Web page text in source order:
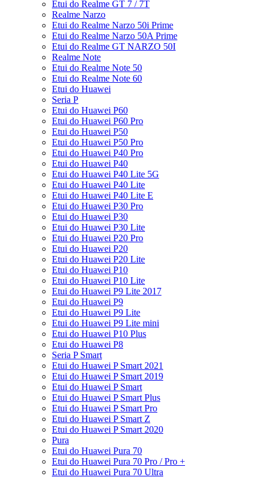
Etui do Realme GT 7 / 7T
Realme Narzo
Etui do Realme Narzo 50i Prime
Etui do Realme Narzo 50A Prime
Etui do Realme GT NARZO 50I
Realme Note
Etui do Realme Note 50
Etui do Realme Note 60
Etui do Huawei
Seria P
Etui do Huawei P60
Etui do Huawei P60 Pro
Etui do Huawei P50
Etui do Huawei P50 Pro
Etui do Huawei P40 Pro
Etui do Huawei P40
Etui do Huawei P40 Lite 5G
Etui do Huawei P40 Lite
Etui do Huawei P40 Lite E
Etui do Huawei P30 Pro
Etui do Huawei P30
Etui do Huawei P30 Lite
Etui do Huawei P20 Pro
Etui do Huawei P20
Etui do Huawei P20 Lite
Etui do Huawei P10
Etui do Huawei P10 Lite
Etui do Huawei P9 Lite 2017
Etui do Huawei P9
Etui do Huawei P9 Lite
Etui do Huawei P9 Lite mini
Etui do Huawei P10 Plus
Etui do Huawei P8
Seria P Smart
Etui do Huawei P Smart 2021
Etui do Huawei P Smart 2019
Etui do Huawei P Smart
Etui do Huawei P Smart Plus
Etui do Huawei P Smart Pro
Etui do Huawei P Smart Z
Etui do Huawei P Smart 2020
Pura
Etui do Huawei Pura 70
Etui do Huawei Pura 70 Pro / Pro +
Etui do Huawei Pura 70 Ultra